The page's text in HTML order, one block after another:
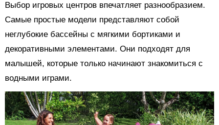
Выбор игровых центров впечатляет разнообразием.
Самые простые модели представляют собой
неглубокие бассейны с мягкими бортиками и
декоративными элементами. Они подходят для
малышей, которые только начинают знакомиться с
водными играми.